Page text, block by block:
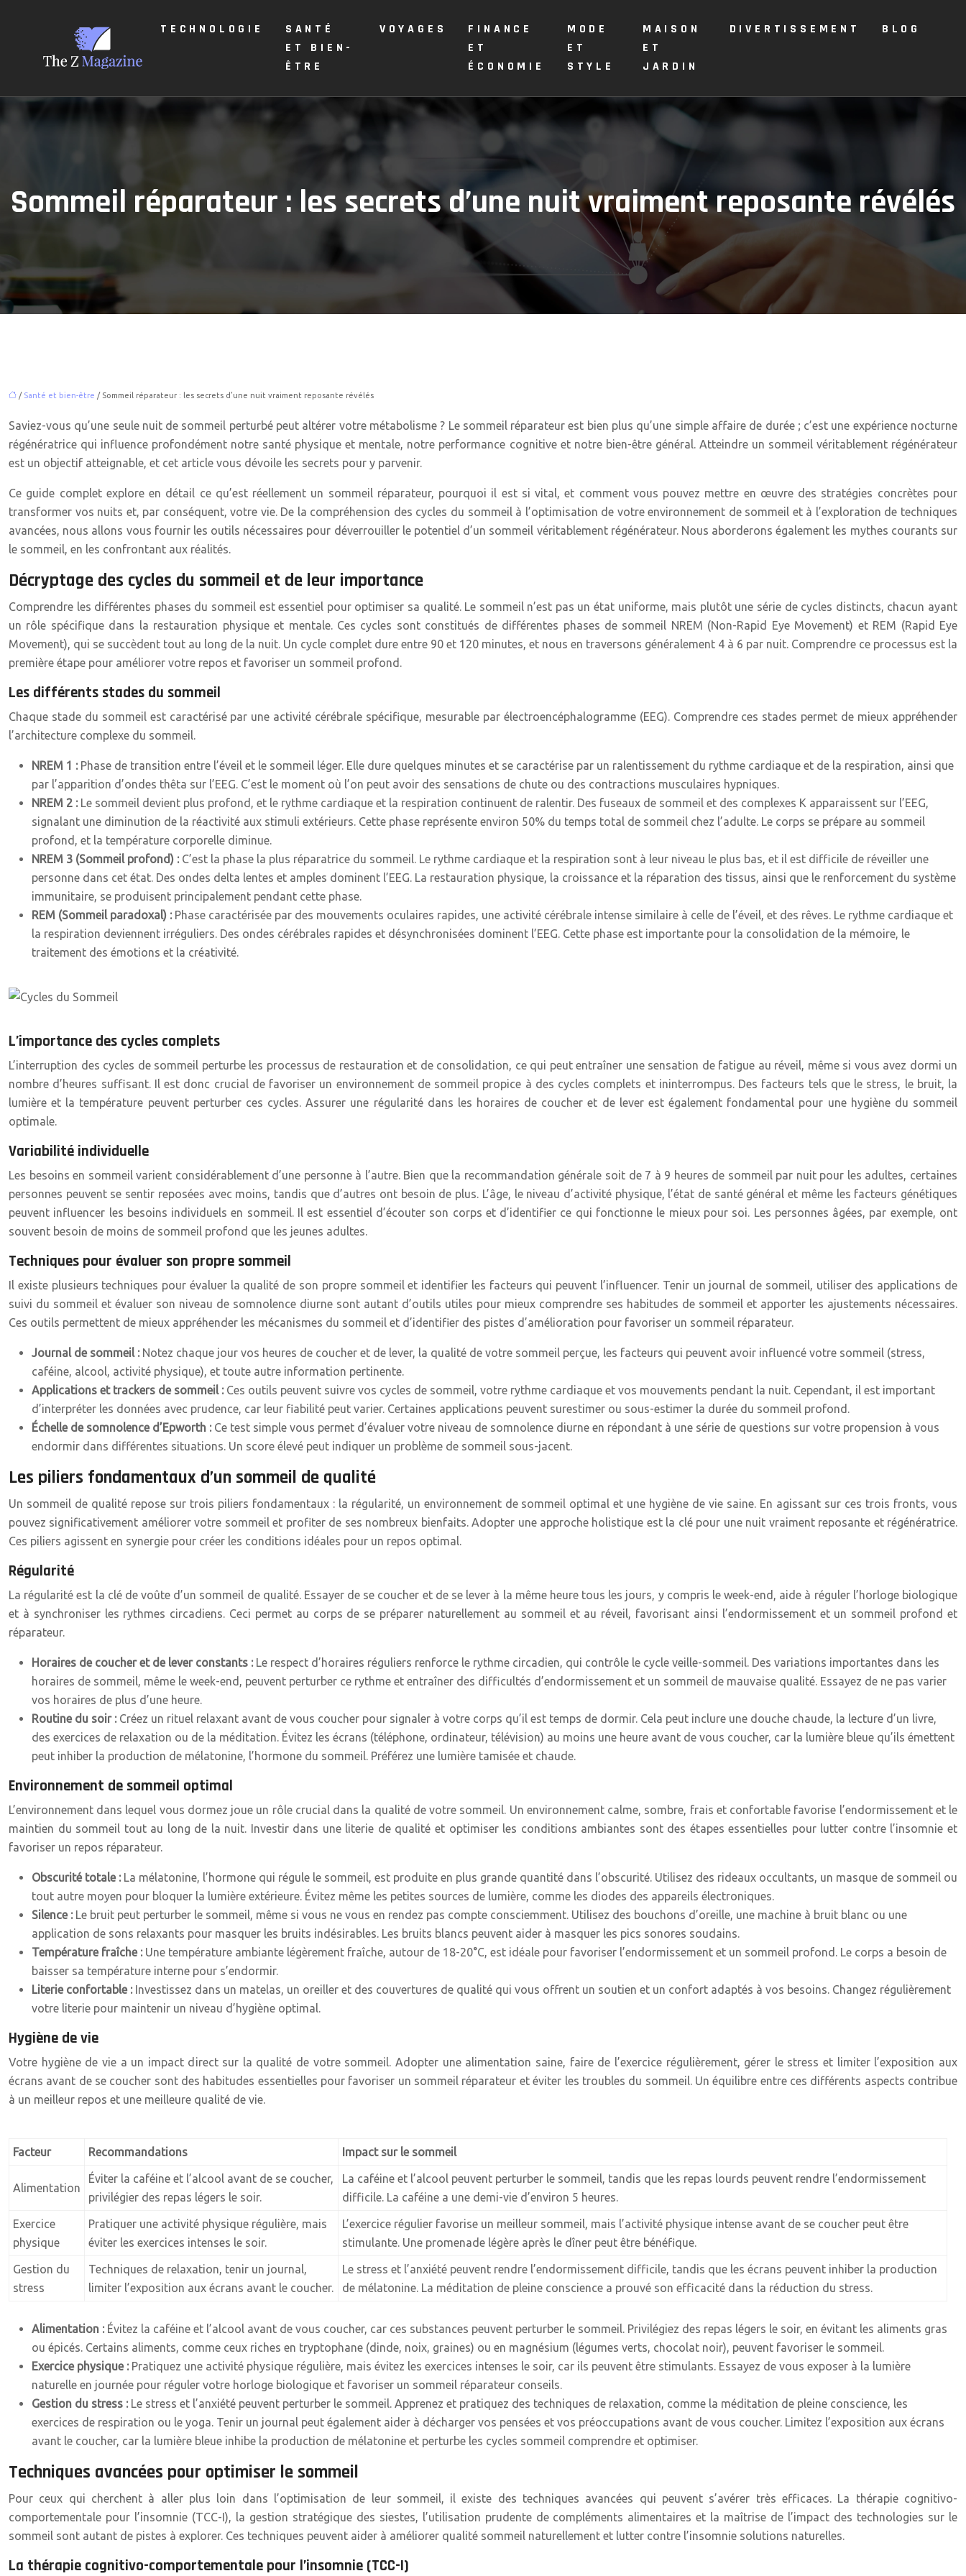
TECHNOLOGIE
SANTÉ
ET BIEN-
ÊTRE
VOYAGES
FINANCE
ET
ÉCONOMIE
MODE
ET
STYLE
MAISON
ET
JARDIN
DIVERTISSEMENT BLOG
Sommeil réparateur : les secrets d’une nuit vraiment reposante révélés
/ Santé et bien-être / Sommeil réparateur : les secrets d’une nuit vraiment reposante révélés
Saviez-vous qu’une seule nuit de sommeil perturbé peut altérer votre métabolisme ? Le sommeil réparateur est bien plus qu’une simple affaire de durée ; c’est une expérience nocturne
régénératrice qui influence profondément notre santé physique et mentale, notre performance cognitive et notre bien-être général. Atteindre un sommeil véritablement régénérateur
est un objectif atteignable, et cet article vous dévoile les secrets pour y parvenir.
Ce guide complet explore en détail ce qu’est réellement un sommeil réparateur, pourquoi il est si vital, et comment vous pouvez mettre en œuvre des stratégies concrètes pour
transformer vos nuits et, par conséquent, votre vie. De la compréhension des cycles du sommeil à l’optimisation de votre environnement de sommeil et à l’exploration de techniques
avancées, nous allons vous fournir les outils nécessaires pour déverrouiller le potentiel d’un sommeil véritablement régénérateur. Nous aborderons également les mythes courants sur
le sommeil, en les confrontant aux réalités.
Décryptage des cycles du sommeil et de leur importance
Comprendre les différentes phases du sommeil est essentiel pour optimiser sa qualité. Le sommeil n’est pas un état uniforme, mais plutôt une série de cycles distincts, chacun ayant
un rôle spécifique dans la restauration physique et mentale. Ces cycles sont constitués de différentes phases de sommeil NREM (Non-Rapid Eye Movement) et REM (Rapid Eye
Movement), qui se succèdent tout au long de la nuit. Un cycle complet dure entre 90 et 120 minutes, et nous en traversons généralement 4 à 6 par nuit. Comprendre ce processus est la
première étape pour améliorer votre repos et favoriser un sommeil profond.
Les différents stades du sommeil
Chaque stade du sommeil est caractérisé par une activité cérébrale spécifique, mesurable par électroencéphalogramme (EEG). Comprendre ces stades permet de mieux appréhender
l’architecture complexe du sommeil.
NREM 1 : Phase de transition entre l’éveil et le sommeil léger. Elle dure quelques minutes et se caractérise par un ralentissement du rythme cardiaque et de la respiration, ainsi que
par l’apparition d’ondes thêta sur l’EEG. C’est le moment où l’on peut avoir des sensations de chute ou des contractions musculaires hypniques.
NREM 2 : Le sommeil devient plus profond, et le rythme cardiaque et la respiration continuent de ralentir. Des fuseaux de sommeil et des complexes K apparaissent sur l’EEG,
signalant une diminution de la réactivité aux stimuli extérieurs. Cette phase représente environ 50% du temps total de sommeil chez l’adulte. Le corps se prépare au sommeil
profond, et la température corporelle diminue.
NREM 3 (Sommeil profond) : C’est la phase la plus réparatrice du sommeil. Le rythme cardiaque et la respiration sont à leur niveau le plus bas, et il est difficile de réveiller une
personne dans cet état. Des ondes delta lentes et amples dominent l’EEG. La restauration physique, la croissance et la réparation des tissus, ainsi que le renforcement du système
immunitaire, se produisent principalement pendant cette phase.
REM (Sommeil paradoxal) : Phase caractérisée par des mouvements oculaires rapides, une activité cérébrale intense similaire à celle de l’éveil, et des rêves. Le rythme cardiaque et
la respiration deviennent irréguliers. Des ondes cérébrales rapides et désynchronisées dominent l’EEG. Cette phase est importante pour la consolidation de la mémoire, le
traitement des émotions et la créativité.
L’importance des cycles complets
L’interruption des cycles de sommeil perturbe les processus de restauration et de consolidation, ce qui peut entraîner une sensation de fatigue au réveil, même si vous avez dormi un
nombre d’heures suffisant. Il est donc crucial de favoriser un environnement de sommeil propice à des cycles complets et ininterrompus. Des facteurs tels que le stress, le bruit, la
lumière et la température peuvent perturber ces cycles. Assurer une régularité dans les horaires de coucher et de lever est également fondamental pour une hygiène du sommeil
optimale.
Variabilité individuelle
Les besoins en sommeil varient considérablement d’une personne à l’autre. Bien que la recommandation générale soit de 7 à 9 heures de sommeil par nuit pour les adultes, certaines
personnes peuvent se sentir reposées avec moins, tandis que d’autres ont besoin de plus. L’âge, le niveau d’activité physique, l’état de santé général et même les facteurs génétiques
peuvent influencer les besoins individuels en sommeil. Il est essentiel d’écouter son corps et d’identifier ce qui fonctionne le mieux pour soi. Les personnes âgées, par exemple, ont
souvent besoin de moins de sommeil profond que les jeunes adultes.
Techniques pour évaluer son propre sommeil
Il existe plusieurs techniques pour évaluer la qualité de son propre sommeil et identifier les facteurs qui peuvent l’influencer. Tenir un journal de sommeil, utiliser des applications de
suivi du sommeil et évaluer son niveau de somnolence diurne sont autant d’outils utiles pour mieux comprendre ses habitudes de sommeil et apporter les ajustements nécessaires.
Ces outils permettent de mieux appréhender les mécanismes du sommeil et d’identifier des pistes d’amélioration pour favoriser un sommeil réparateur.
Journal de sommeil : Notez chaque jour vos heures de coucher et de lever, la qualité de votre sommeil perçue, les facteurs qui peuvent avoir influencé votre sommeil (stress,
caféine, alcool, activité physique), et toute autre information pertinente.
Applications et trackers de sommeil : Ces outils peuvent suivre vos cycles de sommeil, votre rythme cardiaque et vos mouvements pendant la nuit. Cependant, il est important
d’interpréter les données avec prudence, car leur fiabilité peut varier. Certaines applications peuvent surestimer ou sous-estimer la durée du sommeil profond.
Échelle de somnolence d’Epworth : Ce test simple vous permet d’évaluer votre niveau de somnolence diurne en répondant à une série de questions sur votre propension à vous
endormir dans différentes situations. Un score élevé peut indiquer un problème de sommeil sous-jacent.
Les piliers fondamentaux d’un sommeil de qualité
Un sommeil de qualité repose sur trois piliers fondamentaux : la régularité, un environnement de sommeil optimal et une hygiène de vie saine. En agissant sur ces trois fronts, vous
pouvez significativement améliorer votre sommeil et profiter de ses nombreux bienfaits. Adopter une approche holistique est la clé pour une nuit vraiment reposante et régénératrice.
Ces piliers agissent en synergie pour créer les conditions idéales pour un repos optimal.
Régularité
La régularité est la clé de voûte d’un sommeil de qualité. Essayer de se coucher et de se lever à la même heure tous les jours, y compris le week-end, aide à réguler l’horloge biologique
et à synchroniser les rythmes circadiens. Ceci permet au corps de se préparer naturellement au sommeil et au réveil, favorisant ainsi l’endormissement et un sommeil profond et
réparateur.
Horaires de coucher et de lever constants : Le respect d’horaires réguliers renforce le rythme circadien, qui contrôle le cycle veille-sommeil. Des variations importantes dans les
horaires de sommeil, même le week-end, peuvent perturber ce rythme et entraîner des difficultés d’endormissement et un sommeil de mauvaise qualité. Essayez de ne pas varier
vos horaires de plus d’une heure.
Routine du soir : Créez un rituel relaxant avant de vous coucher pour signaler à votre corps qu’il est temps de dormir. Cela peut inclure une douche chaude, la lecture d’un livre,
des exercices de relaxation ou de la méditation. Évitez les écrans (téléphone, ordinateur, télévision) au moins une heure avant de vous coucher, car la lumière bleue qu’ils émettent
peut inhiber la production de mélatonine, l’hormone du sommeil. Préférez une lumière tamisée et chaude.
Environnement de sommeil optimal
L’environnement dans lequel vous dormez joue un rôle crucial dans la qualité de votre sommeil. Un environnement calme, sombre, frais et confortable favorise l’endormissement et le
maintien du sommeil tout au long de la nuit. Investir dans une literie de qualité et optimiser les conditions ambiantes sont des étapes essentielles pour lutter contre l’insomnie et
favoriser un repos réparateur.
Obscurité totale : La mélatonine, l’hormone qui régule le sommeil, est produite en plus grande quantité dans l’obscurité. Utilisez des rideaux occultants, un masque de sommeil ou
tout autre moyen pour bloquer la lumière extérieure. Évitez même les petites sources de lumière, comme les diodes des appareils électroniques.
Silence : Le bruit peut perturber le sommeil, même si vous ne vous en rendez pas compte consciemment. Utilisez des bouchons d’oreille, une machine à bruit blanc ou une
application de sons relaxants pour masquer les bruits indésirables. Les bruits blancs peuvent aider à masquer les pics sonores soudains.
Température fraîche : Une température ambiante légèrement fraîche, autour de 18-20°C, est idéale pour favoriser l’endormissement et un sommeil profond. Le corps a besoin de
baisser sa température interne pour s’endormir.
Literie confortable : Investissez dans un matelas, un oreiller et des couvertures de qualité qui vous offrent un soutien et un confort adaptés à vos besoins. Changez régulièrement
votre literie pour maintenir un niveau d’hygiène optimal.
Hygiène de vie
Votre hygiène de vie a un impact direct sur la qualité de votre sommeil. Adopter une alimentation saine, faire de l’exercice régulièrement, gérer le stress et limiter l’exposition aux
écrans avant de se coucher sont des habitudes essentielles pour favoriser un sommeil réparateur et éviter les troubles du sommeil. Un équilibre entre ces différents aspects contribue
à un meilleur repos et une meilleure qualité de vie.
Facteur Recommandations Impact sur le sommeil
Alimentation
Éviter la caféine et l’alcool avant de se coucher,
privilégier des repas légers le soir.
La caféine et l’alcool peuvent perturber le sommeil, tandis que les repas lourds peuvent rendre l’endormissement
difficile. La caféine a une demi-vie d’environ 5 heures.
Exercice
physique
Pratiquer une activité physique régulière, mais
éviter les exercices intenses le soir.
L’exercice régulier favorise un meilleur sommeil, mais l’activité physique intense avant de se coucher peut être
stimulante. Une promenade légère après le dîner peut être bénéfique.
Gestion du
stress
Techniques de relaxation, tenir un journal,
limiter l’exposition aux écrans avant le coucher.
Le stress et l’anxiété peuvent rendre l’endormissement difficile, tandis que les écrans peuvent inhiber la production
de mélatonine. La méditation de pleine conscience a prouvé son efficacité dans la réduction du stress.
Alimentation : Évitez la caféine et l’alcool avant de vous coucher, car ces substances peuvent perturber le sommeil. Privilégiez des repas légers le soir, en évitant les aliments gras
ou épicés. Certains aliments, comme ceux riches en tryptophane (dinde, noix, graines) ou en magnésium (légumes verts, chocolat noir), peuvent favoriser le sommeil.
Exercice physique : Pratiquez une activité physique régulière, mais évitez les exercices intenses le soir, car ils peuvent être stimulants. Essayez de vous exposer à la lumière
naturelle en journée pour réguler votre horloge biologique et favoriser un sommeil réparateur conseils.
Gestion du stress : Le stress et l’anxiété peuvent perturber le sommeil. Apprenez et pratiquez des techniques de relaxation, comme la méditation de pleine conscience, les
exercices de respiration ou le yoga. Tenir un journal peut également aider à décharger vos pensées et vos préoccupations avant de vous coucher. Limitez l’exposition aux écrans
avant le coucher, car la lumière bleue inhibe la production de mélatonine et perturbe les cycles sommeil comprendre et optimiser.
Techniques avancées pour optimiser le sommeil
Pour ceux qui cherchent à aller plus loin dans l’optimisation de leur sommeil, il existe des techniques avancées qui peuvent s’avérer très efficaces. La thérapie cognitivo-
comportementale pour l’insomnie (TCC-I), la gestion stratégique des siestes, l’utilisation prudente de compléments alimentaires et la maîtrise de l’impact des technologies sur le
sommeil sont autant de pistes à explorer. Ces techniques peuvent aider à améliorer qualité sommeil naturellement et lutter contre l’insomnie solutions naturelles.
La thérapie cognitivo-comportementale pour l’insomnie (TCC-I)